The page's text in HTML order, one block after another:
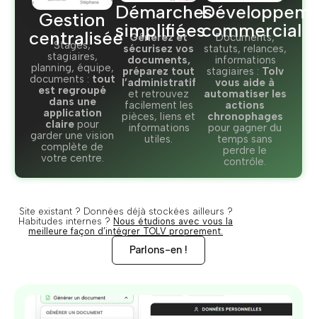
Gestion
centralisée
Stages,
stagiaires,
planning, équipe,
documents : tout
est regroupé
dans une
application
claire pour
garder une vision
complète de
votre centre.
Démarches
simplifiées
Générez et
sécurisez vos
documents,
préparez tout
l’administratif
et retrouvez
facilement les
pièces, liens et
informations
utiles.
commercial
Documents,
statuts, relances,
informations
stagiaires : Tolv
vous aide à
automatiser les
actions
chronophages
pour gagner du
temps sans
perdre le
contrôle.
Site existant ? Données déjà stockées ailleurs ?
Habitudes internes ?Nous étudions avec vous la
meilleure façon d’intégrer TOLV proprement.
Parlons-en !